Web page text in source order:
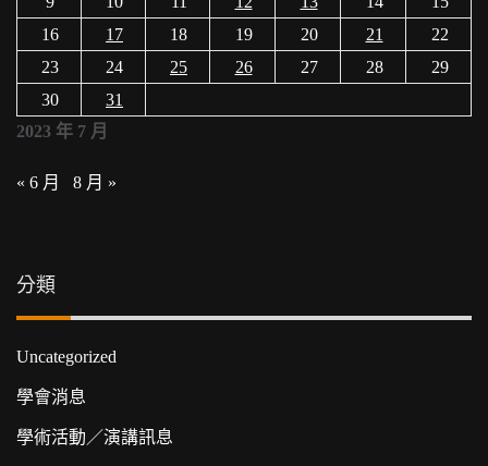
2023 年 7 月
16
17 18 19 20 21
22
23
24 25 26 27 28
29
30
31
« 6 月 8 月 »
分類
Uncategorized
學會消息
學術活動／演講訊息